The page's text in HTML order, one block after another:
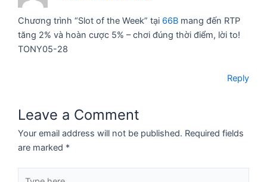
Chương trình “Slot of the Week” tại 66B mang đến RTP
tăng 2% và hoàn cược 5% – chơi đúng thời điểm, lời to!
TONY05-28
Reply
Leave a Comment
Your email address will not be published. Required fields
are marked *